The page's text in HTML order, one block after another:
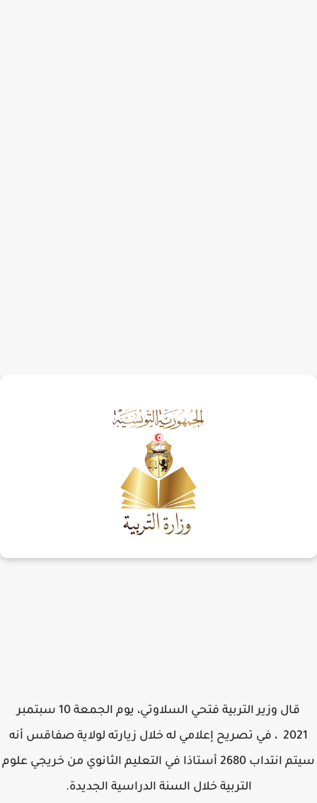
قال وزير التربية فتحي السلاوتي، يوم الجمعة 10 سبتمبر
2021 ، في تصريح إعلامي له خلال زيارته لولاية صفاقس أنه
سيتم انتداب 2680 أستاذا في التعليم الثانوي من خريجي علوم
التربية خلال السنة الدراسية الجديدة.